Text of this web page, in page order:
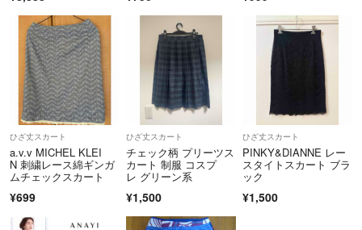
ひざ丈スカート
a.v.v MICHEL KLEI
N 刺繍レース綿ギンガ
ムチェックスカート
¥699
ひざ丈スカート
チェック柄 プリーツス
カート 制服 コスプ
レ グリーン系
¥1,500
ひざ丈スカート
PINKY&DIANNE レー
スタイトスカート ブラ
ック
¥1,500